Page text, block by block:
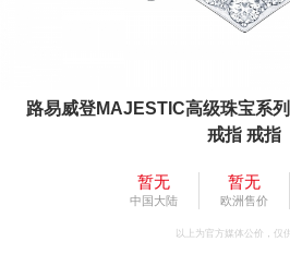
路易威登MAJESTIC高级珠宝系
戒指 戒指
暂无
中国大陆
暂无
欧洲售价
以上为官方媒体公价，仅